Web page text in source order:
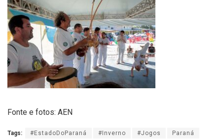
Fonte e fotos: AEN
Tags: #EstadoDoParaná #Inverno #Jogos Paraná